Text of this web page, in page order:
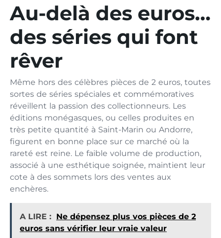
Au-delà des euros…
des séries qui font
rêver
Même hors des célèbres pièces de 2 euros, toutes
sortes de séries spéciales et commémoratives
réveillent la passion des collectionneurs. Les
éditions monégasques, ou celles produites en
très petite quantité à Saint-Marin ou Andorre,
figurent en bonne place sur ce marché où la
rareté est reine. Le faible volume de production,
associé à une esthétique soignée, maintient leur
cote à des sommets lors des ventes aux
enchères.
A LIRE : Ne dépensez plus vos pièces de 2
euros sans vérifier leur vraie valeur